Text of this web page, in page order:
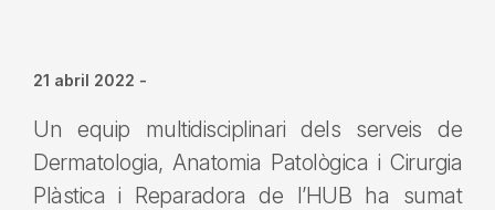
21 abril 2022 -
Un equip multidisciplinari dels serveis de
Dermatologia, Anatomia Patològica i Cirurgia
Plàstica i Reparadora de l’HUB ha sumat